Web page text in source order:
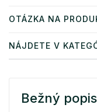
OTÁZKA NA
NÁJDETE V
Bežný popis